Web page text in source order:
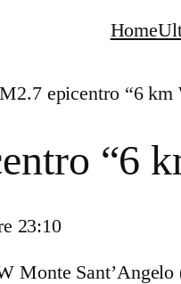
Home
epicentro “6
“6
23:10
Monte Sant’Angelo